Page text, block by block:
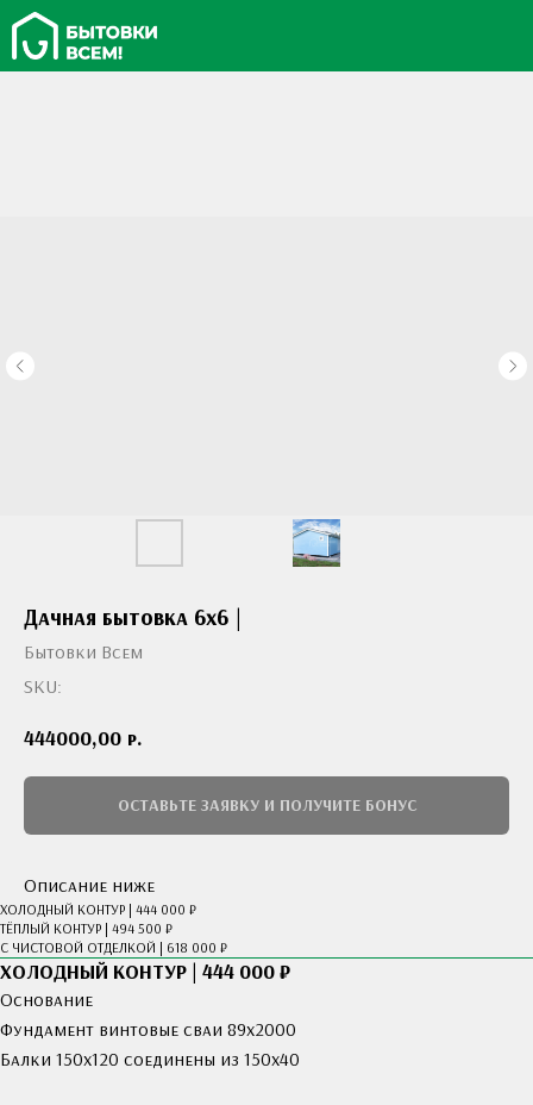
Дачная бытовка 6x6 |
Бытовки Всем
SKU:
444000,00 р.
ОСТАВЬТЕ ЗАЯВКУ И ПОЛУЧИТЕ БОНУС
Описание ниже
ХОЛОДНЫЙ КОНТУР | 444 000 ₽
ТЁПЛЫЙ КОНТУР | 494 500 ₽
С ЧИСТОВОЙ ОТДЕЛКОЙ | 618 000 ₽
ХОЛОДНЫЙ КОНТУР | 444 000 ₽
Основание
Фундамент винтовые сваи 89х2000
Балки 150х120 соединены из 150х40